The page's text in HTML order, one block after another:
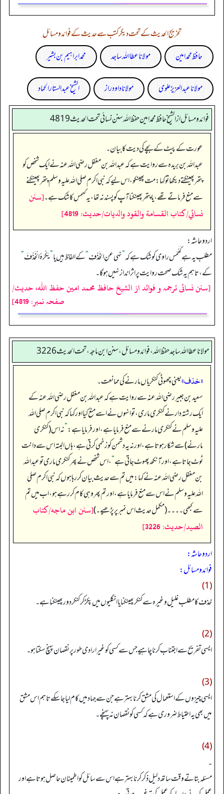
تخریج الحدیث کے تحت دیگر کتب سے حدیث کے فوائد و مسائل
حافظ محمد امین
مولانا عطا اللہ ساجد محمد ابراہیم بن بشیر
مولانا عبد العزیز علوی مولانا داود راز الشیخ عبدالستار الحماد
فوائد ومسائل از الشيخ حافظ محمد امين حفظ الله سنن نسائي تحت الحديث4819
عورت کے پیٹ کے بچے کی دیت کا بیان۔
عبداللہ بن بریدہ سے روایت ہے کہ عبداللہ بن مغفل رضی اللہ عنہ نے ایک شخص کو
پتھر پھینکتے دیکھا تو کہا: مت پھینکو، اس لیے کہ نبی اکرم صلی اللہ علیہ وسلم پتھر پھینکنے
سے منع فرماتے تھے، یا پتھر پھینکنا آپ کو پسند نہ تھا، یہ کہمس کا شک ہے۔[سنن
نسائي/كتاب القسامة والقود والديات/حدیث: 4819]
اردو حاشہ:
مطلب یہ ہے کَھْمَس راوی کو شک ہے کہ”نهى عنِ الخَذْفِ“کے الفاظ ہیں یا”يَكْرَهُ الْخَذْفَ“
کے، تاہم یہ شک صحت روایت پر اثر انداز نہیں ہوگا۔
[سنن نسائی ترجمہ و فوائد از الشیخ حافظ محمد امین حفظ اللہ، حدیث/
صفحہ نمبر: 4819]
مولانا عطا الله ساجد حفظ الله، فوائد و مسائل، سنن ابن ماجه، تحت الحديث3226
«خذف»یعنی چھوٹی کنکریاں مارنے کی ممانعت۔
سعید بن جبیر رضی اللہ عنہ سے روایت ہے کہ عبداللہ بن مغفل رضی اللہ عنہ کے
ایک رشتہ دار نے کنکری ماری، تو انہوں نے اسے منع کیا اور کہا کہ نبی اکرم صلی اللہ
علیہ وسلم نے کنکری مارنے سے منع فرمایا ہے، اور فرمایا ہے:”نہ اس (کنکری
مارنے) سے شکار ہوتا ہے، اور نہ یہ دشمن کو زخمی کرتی ہے، ہاں البتہ اس سے دانت
ٹوٹ جاتا ہے، اور آنکھ پھوٹ جاتی ہے“، اس شخص نے پھر کنکری ماری تو عبداللہ
بن مغفل رضی اللہ عنہ نے کہا: میں تم سے حدیث بیان کر رہا ہوں کہ نبی اکرم صلی
اللہ علیہ وسلم نے اس سے منع فرمایا ہے، اور تم پھر وہی کام کر رہے ہو، اب میں تم
سے کبھی۔۔۔۔ (مکمل حدیث اس نمبر پر پڑھیے۔)[سنن ابن ماجه/كتاب
الصيد/حدیث: 3226]
اردو حاشہ:
فوائد و مسائل:
(1)
خذف کا مطلب غلیل وغیرہ سے کنکر پھینکنا یا انگلیوں میں پکڑ کر کنکر دور پھینکنا ہے۔
(2)
ایسی تفریح سےاجتناب کرنا چاہیے جس سے کسی کو غیر ارادی طور پر نقصان پہنچ سکتا ہو۔
(3)
ایسی چیزوں کے استعمال کی مشق کرنا بہتر ہے جن سے جہاد میں کام لیا جا سکے تاہم اس مشق
میں بھی یہ احتیاط ضروری ہے کہ کسی کو نقصان نہ پہنچے۔
(4)
۔
مسئلہ بتاتے وقت ساتھ دلیل ذکر کرنا بہتر ہے اس سے سائل کو اطمینان حاصل ہوتا ہے اور